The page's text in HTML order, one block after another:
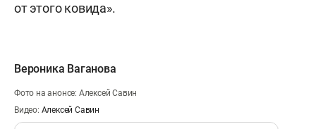
от этого ковида».
Вероника Ваганова
Фото на анонсе: Алексей Савин
Видео: Алексей Савин